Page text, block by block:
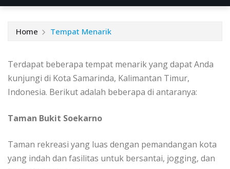
Home Tempat Menarik
Terdapat beberapa tempat menarik yang dapat Anda
kunjungi di Kota Samarinda, Kalimantan Timur,
Indonesia. Berikut adalah beberapa di antaranya:
Taman Bukit Soekarno
Taman rekreasi yang luas dengan pemandangan kota
yang indah dan fasilitas untuk bersantai, jogging, dan